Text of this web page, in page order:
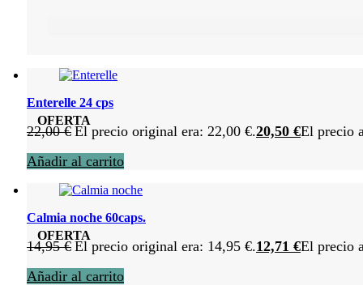
OFERTA
Enterelle 24 cps
22,00€ El precio original era: 22,00 €.20,50 €El precio
Añadir al carrito
OFERTA
Calmia noche 60caps.
14,95€ El precio original era: 14,95 €.12,71 €El precio
Añadir al carrito